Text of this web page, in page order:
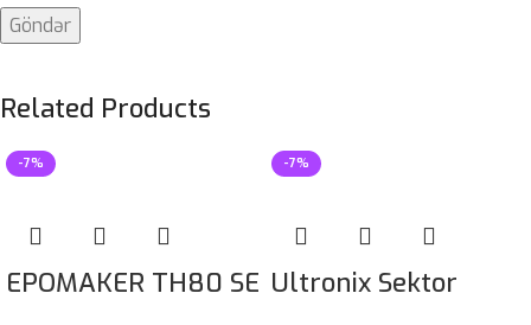
Related Products
-7%
EPOMAKER TH80 SE
-7%
Ultronix Sektor